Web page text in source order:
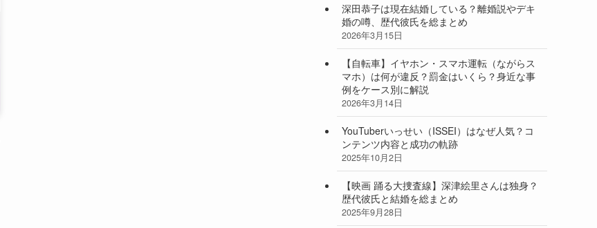
深田恭子は現在結婚している？離婚説やデキ
婚の噂、歴代彼氏を総まとめ
2026年3月15日
【自転車】イヤホン・スマホ運転（ながらス
マホ）は何が違反？罰金はいくら？身近な事
例をケース別に解説
2026年3月14日
YouTuberいっせい（ISSEI）はなぜ人気？コ
ンテンツ内容と成功の軌跡
2025年10月2日
【映画 踊る大捜査線】深津絵里さんは独身？
歴代彼氏と結婚を総まとめ
2025年9月28日